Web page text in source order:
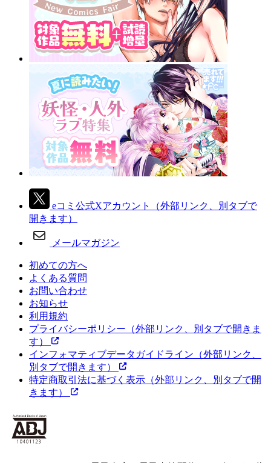
eコミ公式Xアカウント
（外部リンク、別タブで
開きます）
メールマガジン
初めての方へ
よくある質問
お問い合わせ
お知らせ
利用規約
プライバシーポリシー （外部リンク、別タブで開きま
す）
インフォマティブデータガイドライン （外部リンク、
別タブで開きます）
特定商取引法に基づく表示 （外部リンク、別タブで開
きます）